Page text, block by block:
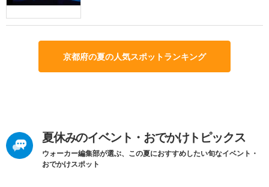
京都府の夏の人気スポットランキング
夏休みのイベント・おでかけトピックス
ウォーカー編集部が選ぶ、この夏におすすめしたい旬なイベント・
おでかけスポット